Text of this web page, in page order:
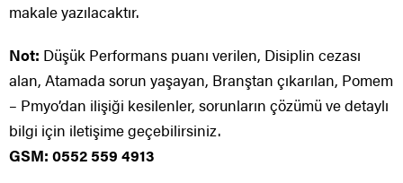
makale yazılacaktır.
Not: Düşük Performans puanı verilen, Disiplin cezası
alan, Atamada sorun yaşayan, Branştan çıkarılan, Pomem
– Pmyo’dan ilişiği kesilenler, sorunların çözümü ve detaylı
bilgi için iletişime geçebilirsiniz.
GSM: 0552 559 4913